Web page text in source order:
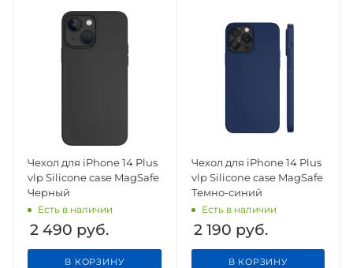
Чехол для iPhone 14 Plus
vlp Silicone case MagSafe
Черный
Есть в наличии
2 490 руб.
В КОРЗИНУ
Чехол для iPhone 14 Plus
vlp Silicone case MagSafe
Темно-синий
Есть в наличии
2 190 руб.
В КОРЗИНУ